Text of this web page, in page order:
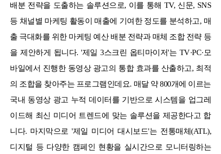
배분 전략을 도출하는 솔루션으로, 이를 통해 TV, 신문, SNS
등 채널별 마케팅 활동이 매출에 기여한 정도를 분석하고, 매
출 극대화를 위한 마케팅 예산 배분 전략과 매체 조합 전략 등
을 제안하게 됩니다. '제일 3스크린 옵티마이저'는 TV·PC·모
바일에서 진행한 동영상 광고의 통합 효과를 산출하고, 최적
의 조합을 찾아주는 프로그램인데요. 매달 약 800개에 이르는
국내 동영상 광고 누적 데이터를 기반으로 시스템을 업그레
이드해 최신 미디어 트렌드에 맞는 솔루션을 제공한다고 합
니다. 마지막으로 '제일 미디어 대시보드'는 전통매체(ATL),
디지털 등 다양한 캠페인 현황을 실시간으로 모니터링하는